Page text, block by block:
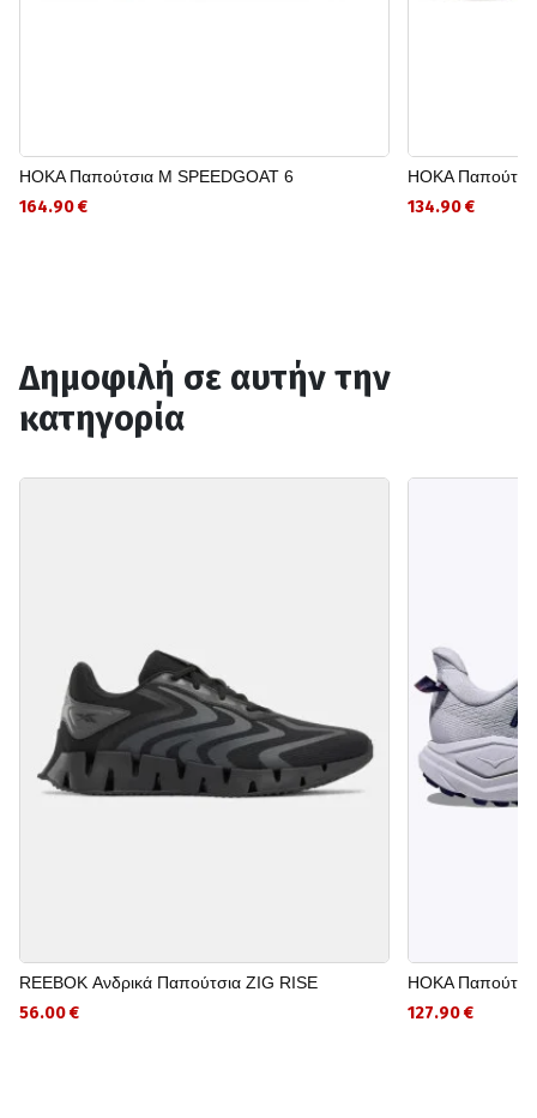
HOKA Παπούτσια M SPEEDGOAT 6
164.90 €
HOKA
134.90 €
Δημοφιλή σε αυτήν την
κατηγορία
REEBOK Ανδρικά Παπούτσια ZIG RISE
56.00 €
HOKA
127.90 €